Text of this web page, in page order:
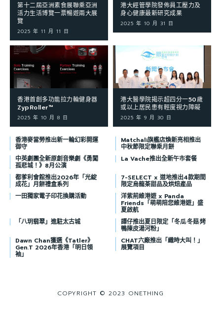
第十二屆亞洲素食展聯乘亞洲
活力生活博覽一票暢遊兩大展
覽
2025 年 11 月 11 日
港大經管學院發佈員工壓力及
身心健康最新研究成果
2025 年 10 月 31 日
香港首創多功能拉力輪健身器
ZypRoller™
2025 年 10 月 8 日
港大醫學院揭示超四分一50歲
或以上居民患有輕度視力障礙
2025 年 9 月 30 日
香港麥當勞推出新一輪幻彩開運
御守
Matchali旗艦店煥新亮相推出
中秋節限定聯乘月餅
中英劇團全新原創音樂劇《勇闖
孤悲城！》8月公演
La Vache推出全新午市套餐
都爹利會館推出2026年「光綻
成花」月餅禮盒系列
7-SELECT x 道地推出4款期間
限定烏龍茶甜品及烘焙產品
一田獨家電子印花換購活動
洋紫荊維港遊 x Panda
Friends「萌萌陪您維港遊」盛
夏啟航
「八玥翡翠」進駐太古城
譚仔推出夏日限定「冬瓜·冬菇·烤
鴨陳皮湯河粉」
Dawn Chan獲選《Tatler》
Gen.T 2026年香港「明日領
袖」
CHAT六廠推出「織時大叫！」
展覽項目
COPYRIGHT © 2023 ONETHING